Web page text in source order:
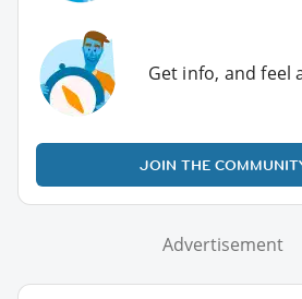
Get info, and feel
JOIN THE
Advertisement